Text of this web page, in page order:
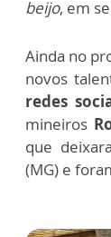
beijo, em
Ainda no
novos
redes
mineiros
que
(MG) e